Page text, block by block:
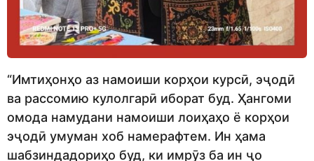
“Имтиҳонҳо аз намоиши корҳои курсӣ, эҷодӣ
ва рассомию кулолгарӣ иборат буд. Ҳангоми
омода намудани намоиши лоиҳаҳо ё корҳои
эҷодӣ умуман хоб намерафтем. Ин ҳама
шабзиндадориҳо буд, ки имрӯз ба ин ҷо